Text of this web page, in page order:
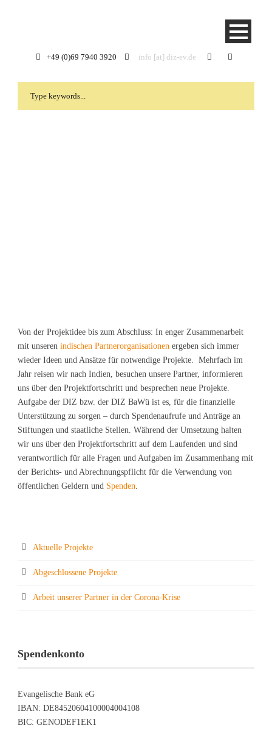
+49 (0)69 7940 3920 info [at] diz-ev.de
Von der Projektidee bis zum Abschluss: In enger Zusammenarbeit
mit unseren indischen Partnerorganisationen ergeben sich immer
wieder Ideen und Ansätze für notwendige Projekte. Mehrfach im
Jahr reisen wir nach Indien, besuchen unsere Partner, informieren
uns über den Projektfortschritt und besprechen neue Projekte.
Aufgabe der DIZ bzw. der DIZ BaWü ist es, für die finanzielle
Unterstützung zu sorgen – durch Spendenaufrufe und Anträge an
Stiftungen und staatliche Stellen. Während der Umsetzung halten
wir uns über den Projektfortschritt auf dem Laufenden und sind
verantwortlich für alle Fragen und Aufgaben im Zusammenhang mit
der Berichts- und Abrechnungspflicht für die Verwendung von
öffentlichen Geldern und Spenden.
Aktuelle Projekte
Abgeschlossene Projekte
Arbeit unserer Partner in der Corona-Krise
Spendenkonto
Evangelische Bank eG
IBAN: DE84520604100004004108
BIC: GENODEF1EK1